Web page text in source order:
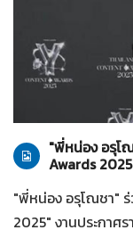
28-07-2569
"พี่หน่อง อรุโ
Awards
"พี่หน่อง อรุโณชา"
2025" งานประกาศ